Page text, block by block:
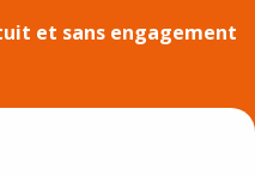
et sans engagement